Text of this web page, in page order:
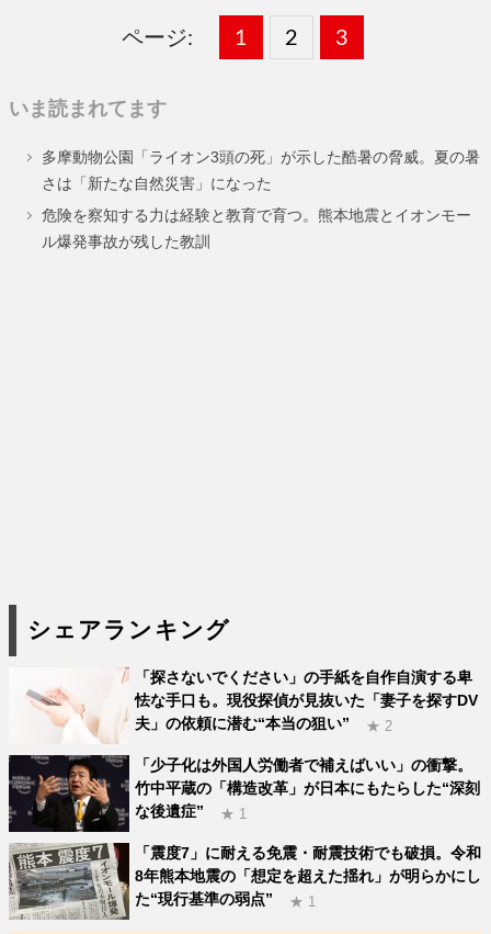
ページ:
固
ー
ジ
1 ,
固
ー
ジ
2 ,
固
ー
ジ
3
いま読まれてます
多摩動物公園「ライオン3頭の死」が示した酷暑の脅威。夏の暑
さは「新たな自然災害」になった
危険を察知する力は経験と教育で育つ。熊本地震とイオンモー
ル爆発事故が残した教訓
シェアランキング
「探さないでください」の手紙を自作自演する卑
怯な手口も。現役探偵が見抜いた「妻子を探すDV
夫」の依頼に潜む“本当の狙い”
★ 2
「少子化は外国人労働者で補えばいい」の衝撃。
竹中平蔵の「構造改革」が日本にもたらした“深刻
な後遺症”
★ 1
「震度7」に耐える免震・耐震技術でも破損。令和
8年熊本地震の「想定を超えた揺れ」が明らかにし
た“現行基準の弱点”
★ 1